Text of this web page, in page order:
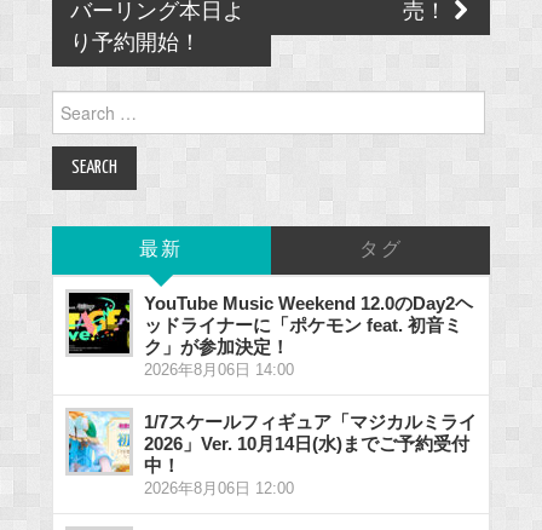
バーリング本日よ
り予約開始！
売！
for:
最新 タグ
YouTube Music Weekend 12.0のDay2ヘ
ッドライナーに「ポケモン feat. 初音ミ
ク」が参加決定！
2026年8月06日 14:00
1/7スケールフィギュア「マジカルミライ
2026」Ver. 10月14日(水)までご予約受付
中！
2026年8月06日 12:00